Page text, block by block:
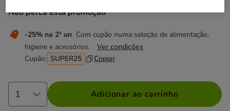
Não perca esta promoção
-25% na 2ª un Com cupão numa seleção de alimentação,
higiene e acessórios.
Ver condições
Cupão: SUPER25 Copiar
Adicionar ao carrinho